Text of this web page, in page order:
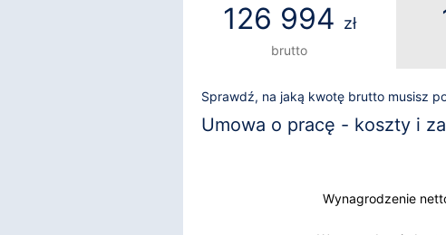
126 994 zł
brutto
Sprawdź, na jaką kwotę brutto musisz
Umowa o pracę - koszty i
Wynagrodzenie